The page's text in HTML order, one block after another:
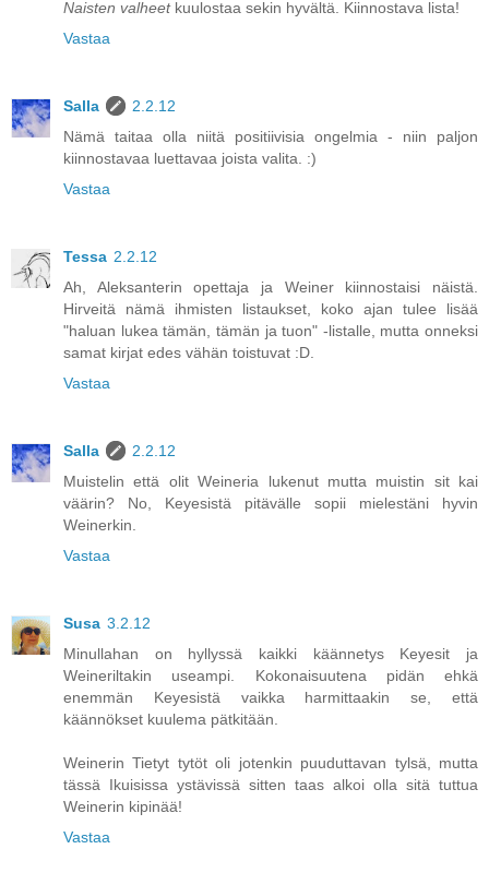
Naisten valheetkuulostaa sekin hyvältä. Kiinnostava lista!
Vastaa
Salla
2.2.12
Nämä taitaa olla niitä positiivisia ongelmia - niin paljon
kiinnostavaa luettavaa joista valita. :)
Vastaa
Tessa 2.2.12
Ah, Aleksanterin opettaja ja Weiner kiinnostaisi näistä.
Hirveitä nämä ihmisten listaukset, koko ajan tulee lisää
"haluan lukea tämän, tämän ja tuon" -listalle, mutta onneksi
samat kirjat edes vähän toistuvat :D.
Vastaa
Salla
2.2.12
Muistelin että olit Weineria lukenut mutta muistin sit kai
väärin? No, Keyesistä pitävälle sopii mielestäni hyvin
Weinerkin.
Vastaa
Susa 3.2.12
Minullahan on hyllyssä kaikki käännetys Keyesit ja
Weineriltakin useampi. Kokonaisuutena pidän ehkä
enemmän Keyesistä vaikka harmittaakin se, että
käännökset kuulema pätkitään.
Weinerin Tietyt tytöt oli jotenkin puuduttavan tylsä, mutta
tässä Ikuisissa ystävissä sitten taas alkoi olla sitä tuttua
Weinerin kipinää!
Vastaa